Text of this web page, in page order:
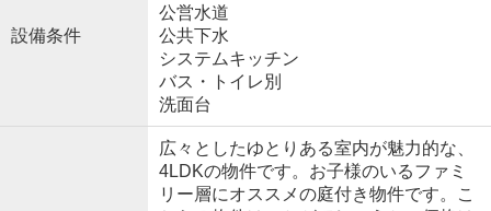
設備条件
公営水道
公共下水
システムキッチン
バス・トイレ別
洗面台
広々としたゆとりある室内が魅力的な、
4LDKの物件です。お子様のいるファミ
リー層にオススメの庭付き物件です。こ